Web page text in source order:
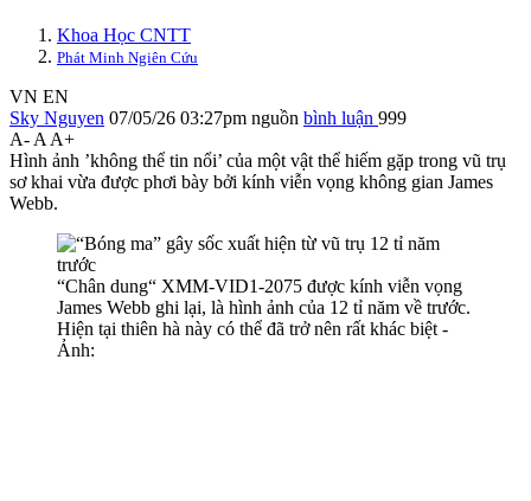
Khoa Học CNTT
Phát Minh Ngiên Cứu
VN EN
Sky Nguyen 07/05/26 03:27pm nguồn bình luận 999
A- A A+
Hình ảnh ’không thể tin nổi’ của một vật thể hiếm gặp trong vũ trụ
sơ khai vừa được phơi bày bởi kính viễn vọng không gian James
Webb.
“Chân dung“ XMM-VID1-2075 được kính viễn vọng
James Webb ghi lại, là hình ảnh của 12 tỉ năm về trước.
Hiện tại thiên hà này có thể đã trở nên rất khác biệt -
Ảnh: